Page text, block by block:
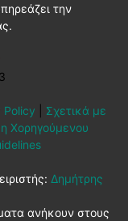
την
Policy
Σχετικά με
Χορηγούμενου
Δημήτρης
ανήκουν στους